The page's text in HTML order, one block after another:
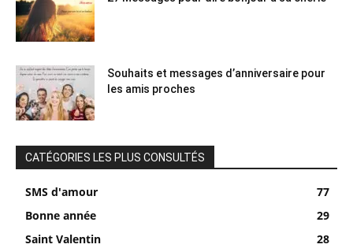
Souhaits et messages d’anniversaire pour
les amis proches
CATÉGORIES LES PLUS CONSULTÉS
SMS d'amour
77
Bonne année
29
Saint Valentin
28